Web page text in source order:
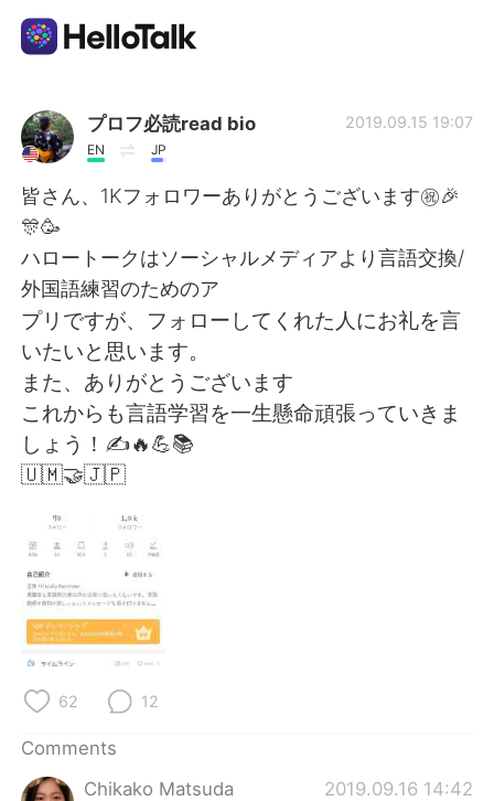
Language Exchange App
AI Grammar Checker
English
简体中文 繁體中文
Español العربية
Français
Русский
Indonesia
Türkçe
プロフ必読read bio
EN JP
2019.09.15 19:07
皆さん、1Kフォロワーありがとうございます㊗️🎉
🎊🥳
ハロートークはソーシャルメディアより言語交換/
外国語練習のためのア
プリですが、フォローしてくれた人にお礼を言
いたいと思います。
また、ありがとうございます
これからも言語学習を一生懸命頑張っていきま
しょう！✍️🔥💪📚
🇺🇲🤝🇯🇵
62 12
Comments
Chikako Matsuda
2019.09.16 14:42